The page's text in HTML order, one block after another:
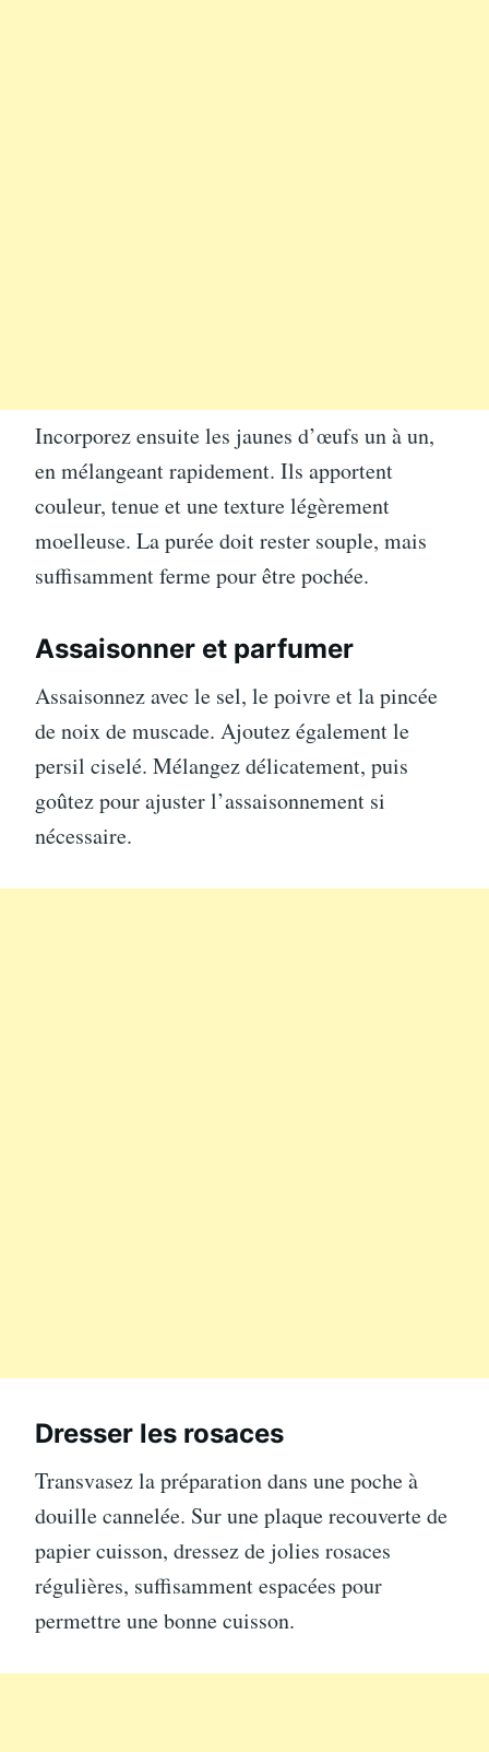
Incorporez ensuite les jaunes d’œufs un à un,
en mélangeant rapidement. Ils apportent
couleur, tenue et une texture légèrement
moelleuse. La purée doit rester souple, mais
suffisamment ferme pour être pochée.
Assaisonner et parfumer
Assaisonnez avec le sel, le poivre et la pincée
de noix de muscade. Ajoutez également le
persil ciselé. Mélangez délicatement, puis
goûtez pour ajuster l’assaisonnement si
nécessaire.
Dresser les rosaces
Transvasez la préparation dans une poche à
douille cannelée. Sur une plaque recouverte de
papier cuisson, dressez de jolies rosaces
régulières, suffisamment espacées pour
permettre une bonne cuisson.